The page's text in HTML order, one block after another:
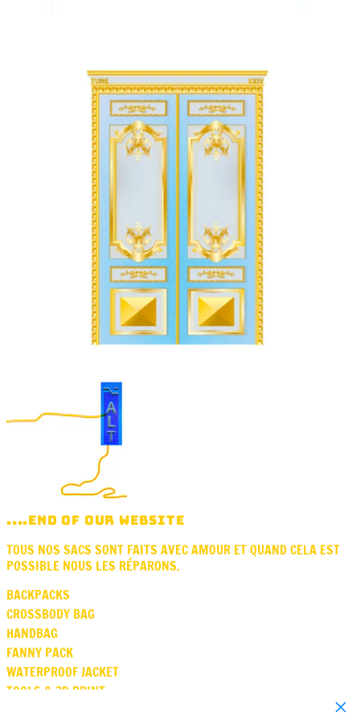
....END OF OUR WEBSITE
TOUS NOS SACS SONT FAITS AVEC AMOUR ET QUAND CELA EST
POSSIBLE NOUS LES RÉPARONS.
BACKPACKS
CROSSBODY BAG
HANDBAG
FANNY PACK
WATERPROOF JACKET
TOOLS & 3D PRINT
Close